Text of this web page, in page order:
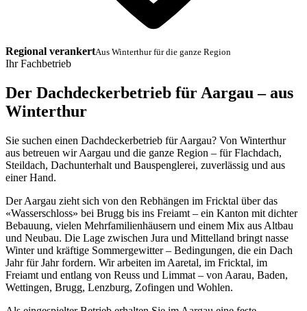
Regional verankertAus Winterthur für die ganze Region
Ihr Fachbetrieb
Der Dachdeckerbetrieb für Aargau – aus
Winterthur
Sie suchen einen Dachdeckerbetrieb für Aargau? Von Winterthur
aus betreuen wir Aargau und die ganze Region – für Flachdach,
Steildach, Dachunterhalt und Bauspenglerei, zuverlässig und aus
einer Hand.
Der Aargau zieht sich von den Rebhängen im Fricktal über das
«Wasserschloss» bei Brugg bis ins Freiamt – ein Kanton mit dichter
Bebauung, vielen Mehrfamilienhäusern und einem Mix aus Altbau
und Neubau. Die Lage zwischen Jura und Mittelland bringt nasse
Winter und kräftige Sommergewitter – Bedingungen, die ein Dach
Jahr für Jahr fordern. Wir arbeiten im Aaretal, im Fricktal, im
Freiamt und entlang von Reuss und Limmat – von Aarau, Baden,
Wettingen, Brugg, Lenzburg, Zofingen und Wohlen.